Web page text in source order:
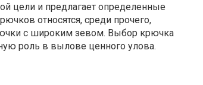
цели и предлагает определенные
относятся, среди прочего,
с широким зевом. Выбор крючка
роль в вылове ценного улова.